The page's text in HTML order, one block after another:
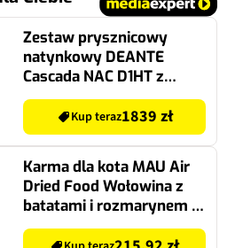
Zestaw prysznicowy
natynkowy DEANTE
Cascada NAC D1HT z
deszczownicą Titanium
Kup teraz1839 zł
Karma dla kota MAU Air
Dried Food Wołowina z
batatami i rozmarynem 8
x 700 g